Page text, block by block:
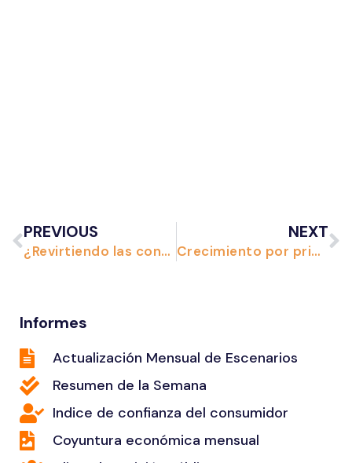
PREVIOUS
¿Revirtiendo las confiscaciones?
NEXT
Crecimiento por primera vez en siete años
Informes
Actualización Mensual de Escenarios
Resumen de la Semana
Indice de confianza del consumidor
Coyuntura económica mensual